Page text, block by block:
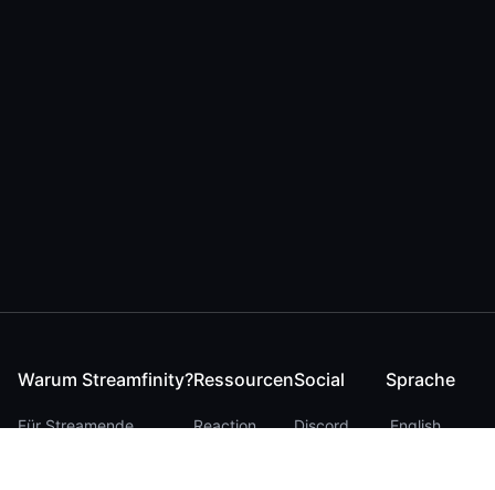
Warum Streamfinity?
Für Streamende
Ressourcen
Reaction
Social
Discord
Sprache
English